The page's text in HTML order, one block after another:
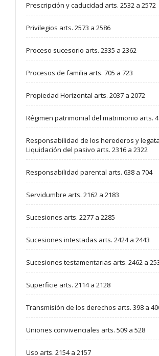
Prescripción y caducidad arts. 2532 a 2572
Privilegios arts. 2573 a 2586
Proceso sucesorio arts. 2335 a 2362
Procesos de familia arts. 705 a 723
Propiedad Horizontal arts. 2037 a 2072
Régimen patrimonial del matrimonio arts.
Responsabilidad de los herederos y
Liquidación del pasivo arts. 2316 a 2322
Responsabilidad parental arts. 638 a 704
Servidumbre arts. 2162 a 2183
Sucesiones arts. 2277 a 2285
Sucesiones intestadas arts. 2424 a 2443
Sucesiones testamentarias arts. 2462 a
Superficie arts. 2114 a 2128
Transmisión de los derechos arts. 398 a
Uniones convivenciales arts. 509 a 528
Uso arts. 2154 a 2157